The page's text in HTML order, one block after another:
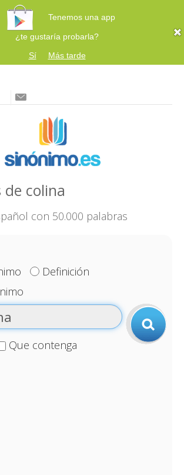
Tenemos una app
¿te gustaría probarla?
Sí
Más tarde
de colina
con 50.000 palabras
Definición
Que contenga